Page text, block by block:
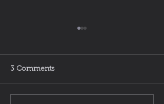
3 Comments